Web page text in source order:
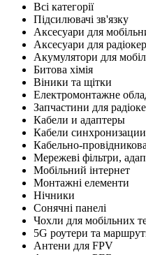
Всі категорії
Підсилювачі зв'язку
Аксесуари для
Аксесуари для
Акумулятори для
Битова хімія
Віники та щітки
Електромонтажне
Запчастини для
Кабели и адаптеры
Кабели синхронизации
Кабельно-
Мережеві фільтри,
Мобільний інтернет
Монтажні елементи
Нічники
Сонячні панелі
Чохли для мобільних
5G роутери та
Антени для FPV